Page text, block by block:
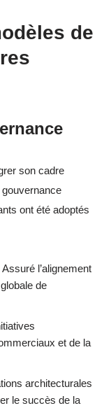
de
son cadre
ont été adoptés
Assuré l’alignement
de
et de la
architecturales
le succès de la